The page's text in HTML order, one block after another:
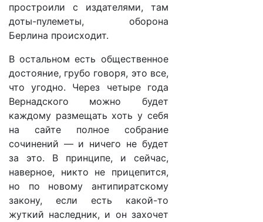
простроили с издателями, там
доты-пулеметы, оборона
Берлина происходит.
В остальном есть общественное
достояние, грубо говоря, это все,
что угодно. Через четыре года
Вернадского можно будет
каждому размещать хоть у себя
на сайте полное собрание
сочинений — и ничего не будет
за это. В принципе, и сейчас,
наверное, никто не прицепится,
но по новому антипиратскому
закону, если есть какой-то
жуткий наследник, и он захочет